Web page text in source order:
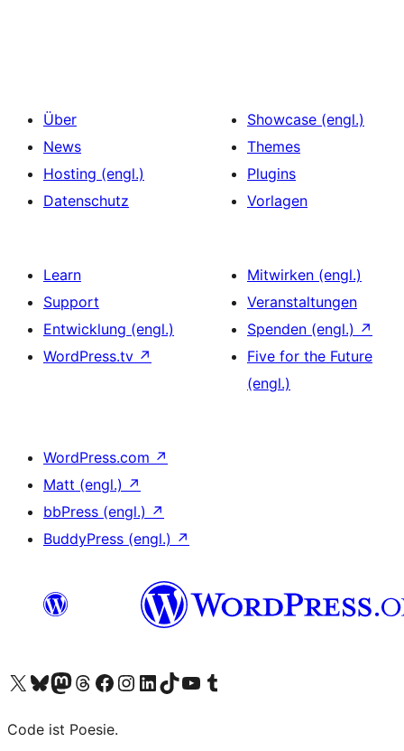
Über
News
Hosting (engl.)
Datenschutz
Showcase (engl.)
Themes
Plugins
Vorlagen
Learn
Support
Entwicklung (engl.)
WordPress.tv ↗
Mitwirken (engl.)
Veranstaltungen
Spenden (engl.) ↗
Five for the Future
(engl.)
WordPress.com ↗
Matt (engl.) ↗
bbPress (engl.) ↗
BuddyPress (engl.) ↗
Unser X-Konto (früher Twitter) besuchen
Unser Bluesky-Konto besuchen
Unser Mastodon-Konto besuchen
Unser Threads-Konto besuchen
Unsere Facebook-Seite besuchen
Unser Instagram-Konto besuchen
Unser LinkedIn-Konto besuchen
Unser TikTok-Konto besuchen
Unseren YouTube-Kanal besuchen
Unser Tumblr-Konto besuchen
Code ist Poesie.